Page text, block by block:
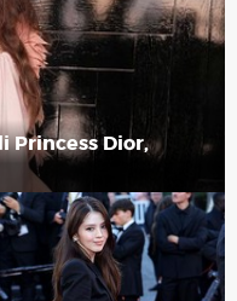
Princess Dior,